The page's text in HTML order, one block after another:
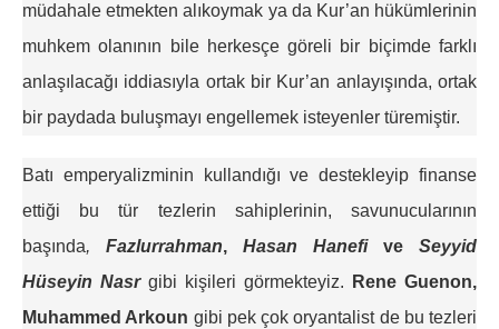
müdahale etmekten alıkoymak ya da Kur’an hükümlerinin
muhkem olanının bile herkesçe göreli bir biçimde farklı
anlaşılacağı iddiasıyla ortak bir Kur’an anlayışında, ortak
bir paydada buluşmayı engellemek isteyenler türemiştir.
Batı emperyalizminin kullandığı ve destekleyip finanse
ettiği bu tür tezlerin sahiplerinin, savunucularının
başında, Fazlurrahman, Hasan Hanefi ve
Seyyid
Hüseyin Nasrgibi kişileri görmekteyiz.
Rene Guenon,
Muhammed Arkoun gibi pek çok oryantalist de bu tezleri